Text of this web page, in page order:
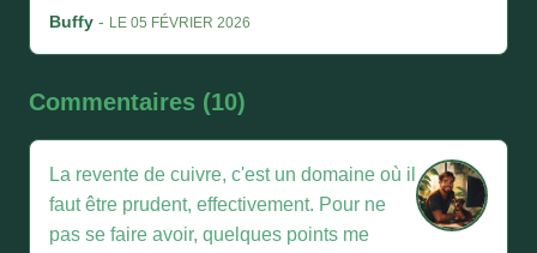
Buffy - LE 05 FÉVRIER 2026
Commentaires (10)
La revente de cuivre, c'est un domaine où il
faut être prudent, effectivement. Pour ne
pas se faire avoir, quelques points me